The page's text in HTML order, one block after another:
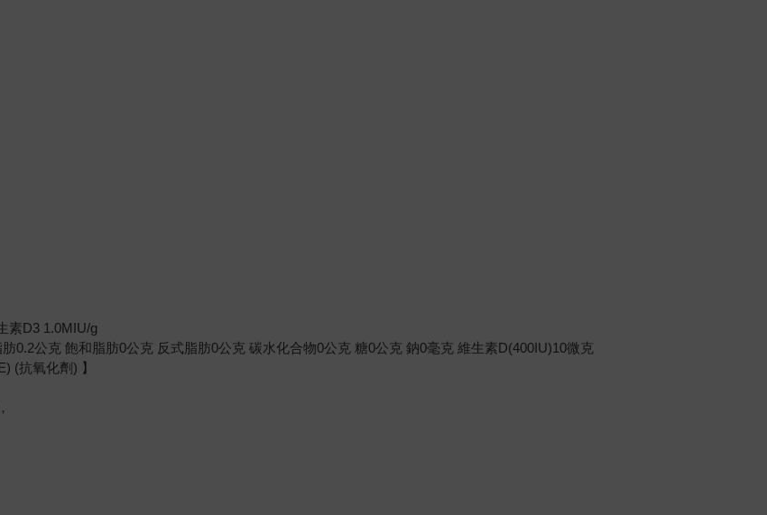
素D3 1.0MIU/g
0.2公克 飽和脂肪0公克 反式脂肪0公克 碳水化合物0公克 糖0公克 鈉0毫克 維生素D(400IU)10微克
(抗氧化劑) 】